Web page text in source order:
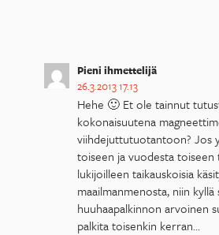
Pieni ihmettelijä
26.3.2013 17.13
Hehe 🙂 Et ole tainnut
kokonaisuutena
viihdejuttutuotantoon? Jos
toiseen ja vuodesta toiseen
lukijoilleen taikauskoisia
maailmanmenosta, niin
huuhaapalkinnon arvoinen
palkita toisenkin kerran…